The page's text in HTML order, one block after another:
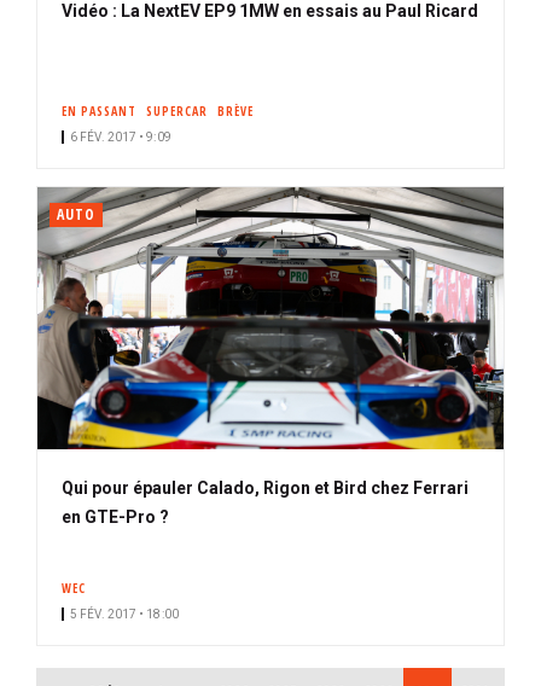
Vidéo : La NextEV EP9 1MW en essais au Paul Ricard
EN PASSANT SUPERCAR BRÈVE
6 FÉV. 2017 • 9:09
AUTO
Qui pour épauler Calado, Rigon et Bird chez Ferrari
en GTE-Pro ?
WEC
5 FÉV. 2017 • 18:00